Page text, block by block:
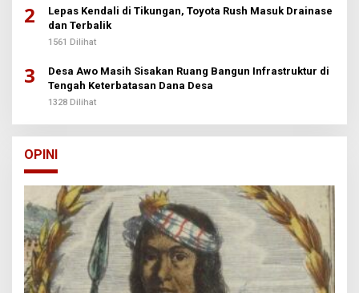
2
Lepas Kendali di Tikungan, Toyota Rush Masuk Drainase
dan Terbalik
1561 Dilihat
3
Desa Awo Masih Sisakan Ruang Bangun Infrastruktur di
Tengah Keterbatasan Dana Desa
1328 Dilihat
OPINI